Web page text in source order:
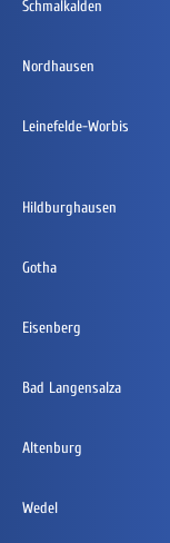
Schmalkalden
Nordhausen
Leinefelde-Worbis
Hildburghausen
Gotha
Eisenberg
Bad Langensalza
Altenburg
Wedel